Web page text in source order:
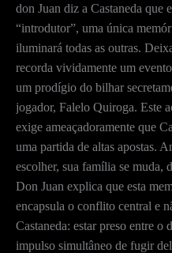
don Juan diz a Castaneda que
“introdutor”, uma única
iluminará todas as outras.
recorda vividamente um
um prodígio do bilhar
jogador, Falelo Quiroga. Este
exige ameaçadoramente que
uma partida de altas apostas.
escolher, sua família se muda,
Don Juan explica que esta
encapsula o conflito central e
Castaneda: estar preso entre
impulso simultâneo de fugir